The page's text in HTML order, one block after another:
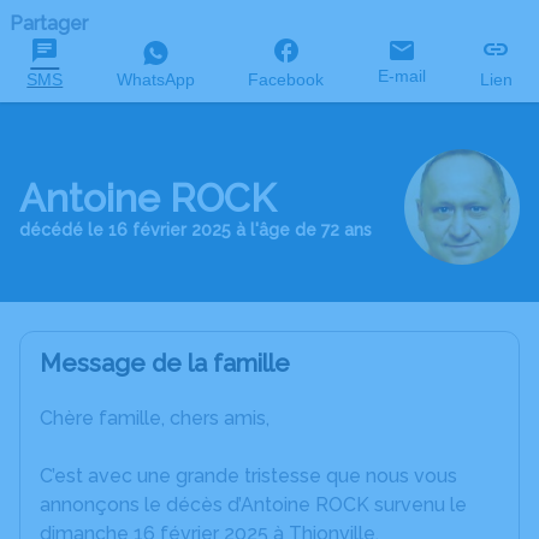
Partager
SMS WhatsApp Facebook E-mail Lien
Antoine ROCK
décédé le 16 février 2025 à l'âge de 72 ans
Message de la famille
Chère famille, chers amis,
C’est avec une grande tristesse que nous vous
annonçons le décès d’Antoine ROCK survenu le
dimanche 16 février 2025 à Thionville.